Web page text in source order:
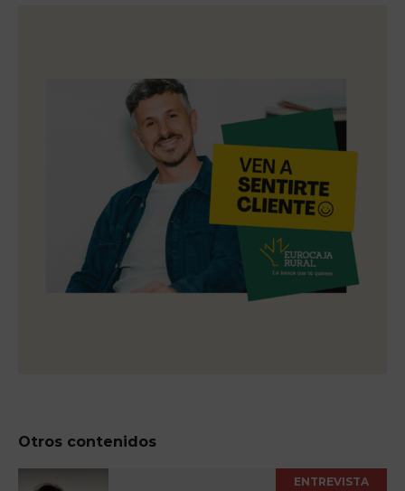
Otros contenidos
ENTREVISTA